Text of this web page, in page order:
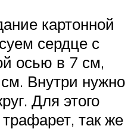
картонной
сердце с
осью в 7 см,
Внутри нужно
Для этого
трафарет, так же